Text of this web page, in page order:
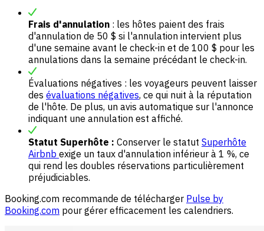
Frais d'annulation : les hôtes paient des frais
d'annulation de 50 $ si l'annulation intervient plus
d'une semaine avant le check-in et de 100 $ pour les
annulations dans la semaine précédant le check-in.
Évaluations négatives : les voyageurs peuvent laisser
des évaluations négatives, ce qui nuit à la réputation
de l'hôte. De plus, un avis automatique sur l'annonce
indiquant une annulation est affiché.
Statut Superhôte : Conserver le statut Superhôte
Airbnb exige un taux d'annulation inférieur à 1 %, ce
qui rend les doubles réservations particulièrement
préjudiciables.
Booking.com recommande de télécharger Pulse by
Booking.com pour gérer efficacement les calendriers.